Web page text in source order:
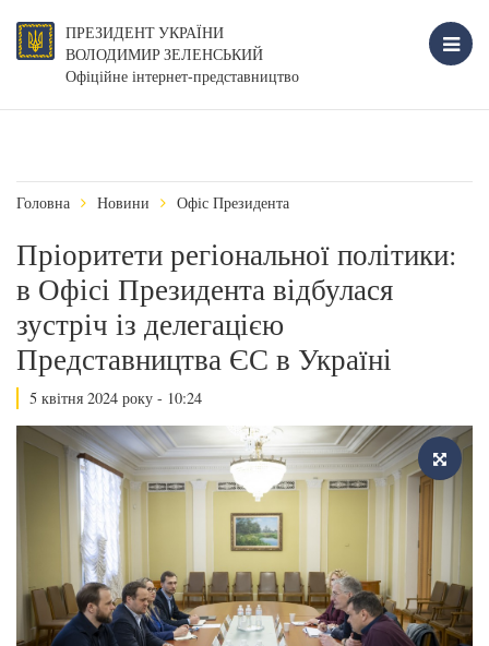
ПРЕЗИДЕНТ УКРАЇНИ
ВОЛОДИМИР ЗЕЛЕНСЬКИЙ
Офіційне інтернет-представництво
Головна Новини Офіс Президента
Пріоритети регіональної політики:
в Офісі Президента відбулася
зустріч із делегацією
Представництва ЄС в Україні
5 квітня 2024 року - 10:24